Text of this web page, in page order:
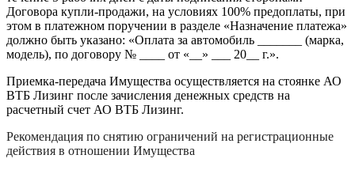
Договора купли-продажи, на условиях 100% предоплаты, при
этом в платежном поручении в разделе «Назначение платежа»
должно быть указано: «Оплата за автомобиль _______ (марка,
модель), по договору № ____ от «__» ___ 20__ г.».
Приемка-передача Имущества осуществляется на стоянке АО
ВТБ Лизинг после зачисления денежных средств на
расчетный счет АО ВТБ Лизинг.
Рекомендация по снятию ограничений на регистрационные
действия в отношении Имущества